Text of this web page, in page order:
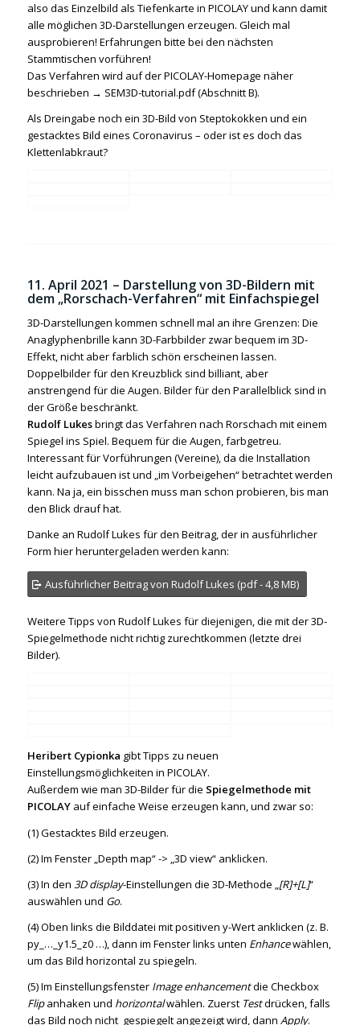
also das Einzelbild als Tiefenkarte in PICOLAY und kann damit
alle möglichen 3D-Darstellungen erzeugen. Gleich mal
ausprobieren! Erfahrungen bitte bei den nächsten
Stammtischen vorführen!
Das Verfahren wird auf der PICOLAY-Homepage näher
beschrieben → SEM3D-tutorial.pdf(Abschnitt B).
Als Dreingabe noch ein 3D-Bild von Steptokokken und ein
gestacktes Bild eines Coronavirus – oder ist es doch das
Klettenlabkraut?
11. April 2021 – Darstellung von 3D-Bildern mit
dem „Rorschach-Verfahren“ mit Einfachspiegel
3D-Darstellungen kommen schnell mal an ihre Grenzen: Die
Anaglyphenbrille kann 3D-Farbbilder zwar bequem im 3D-
Effekt, nicht aber farblich schön erscheinen lassen.
Doppelbilder für den Kreuzblick sind billiant, aber
anstrengend für die Augen. Bilder für den Parallelblick sind in
der Größe beschränkt.
Rudolf Lukesbringt das Verfahren nach Rorschach mit einem
Spiegel ins Spiel. Bequem für die Augen, farbgetreu.
Interessant für Vorführungen (Vereine), da die Installation
leicht aufzubauen ist und „im Vorbeigehen“ betrachtet werden
kann. Na ja, ein bisschen muss man schon probieren, bis man
den Blick drauf hat.
Danke an Rudolf Lukes für den Beitrag, der in ausführlicher
Form hier heruntergeladen werden kann:
Ausführlicher Beitrag von Rudolf Lukes (pdf - 4,8 MB)
Weitere Tipps von Rudolf Lukes für diejenigen, die mit der 3D-
Spiegelmethode nicht richtig zurechtkommen (letzte drei
Bilder).
Heribert Cypionka gibt Tipps zu neuen
Einstellungsmöglichkeiten in PICOLAY.
Außerdem wie man 3D-Bilder für die Spiegelmethode mit
PICOLAYauf einfache Weise erzeugen kann, und zwar so:
(1) Gestacktes Bild erzeugen.
(2) Im Fenster „Depth map“ -> „3D view“ anklicken.
(3) In den 3D display-Einstellungen die 3D-Methode „ [R]+[L]“
auswählen und Go.
(4) Oben links die Bilddatei mit positiven y-Wert anklicken (z. B.
py_…_y1.5_z0 …), dann im Fenster links unten Enhancewählen,
um das Bild horizontal zu spiegeln.
(5) Im Einstellungsfenster Image enhancementdie Checkbox
Flipanhaken und horizontalwählen. Zuerst Testdrücken, falls
das Bild noch nicht gespiegelt angezeigt wird, dann Apply.